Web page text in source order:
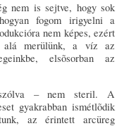
nem is sejtve, hogy sok
fogom irigyelni a
nem képes, ezért
alá merülünk, a víz az
elsõsorban az
– nem steril. A
gyakrabban ismétlõdik
az érintett arcüreg